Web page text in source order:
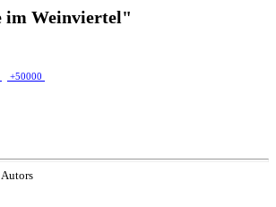
im Weinviertel"
+50000